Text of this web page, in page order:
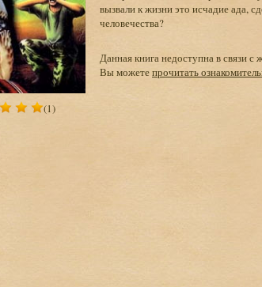
(1)
вызвали к жизни это исчадие ада,
человечества?
Данная книга недоступна в связи с
Вы можетепрочитать